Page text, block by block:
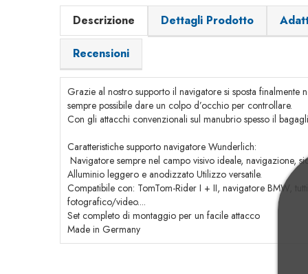
Descrizione Dettagli Prodotto
Recensioni
Grazie al nostro supporto il navigatore si sposta
sempre possibile dare un colpo d’occhio per controllare.
Con gli attacchi convenzionali sul manubrio spesso il
Caratteristiche supporto navigatore Wunderlich:
Navigatore sempre nel campo visivo ideale, navigazione,
Alluminio leggero e anodizzato Utilizzo versatile.
Compatibile con: TomTom-Rider I + II, navigatore BMW,
fotografico/video....
Set completo di montaggio per un facile attacco
Made in Germany